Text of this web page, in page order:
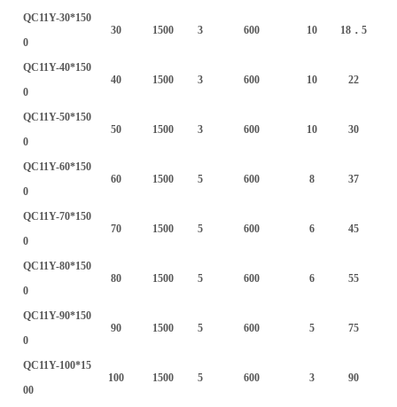
QC11Y-30*150
0
30 1500 3 600 10 18．5
QC11Y-40*150
0
40 1500 3 600 10 22
QC11Y-50*150
0
50 1500 3 600 10 30
QC11Y-60*150
0
60 1500 5 600 8 37
QC11Y-70*150
0
70 1500 5 600 6 45
QC11Y-80*150
0
80 1500 5 600 6 55
QC11Y-90*150
0
90 1500 5 600 5 75
QC11Y-100*15
00
100 1500 5 600 3 90